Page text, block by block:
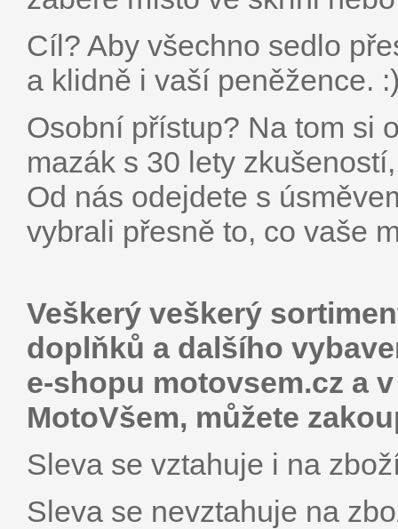
Cíl? Aby všechno sedlo
a klidně i vaší peněžence.
Osobní přístup? Na tom si
mazák s 30 lety
Od nás odejdete s
vybrali přesně to, co vaše
Veškerý veškerý
doplňků a dalšího
e-shopu motovsem.cz a
MotoVšem, můžete
Sleva se vztahuje i na
Sleva se nevztahuje na